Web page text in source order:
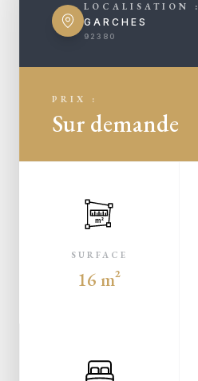
LOCALISATION :
GARCHES
92380
PRIX :
Sur demande
m²
SURFACE
16 m²